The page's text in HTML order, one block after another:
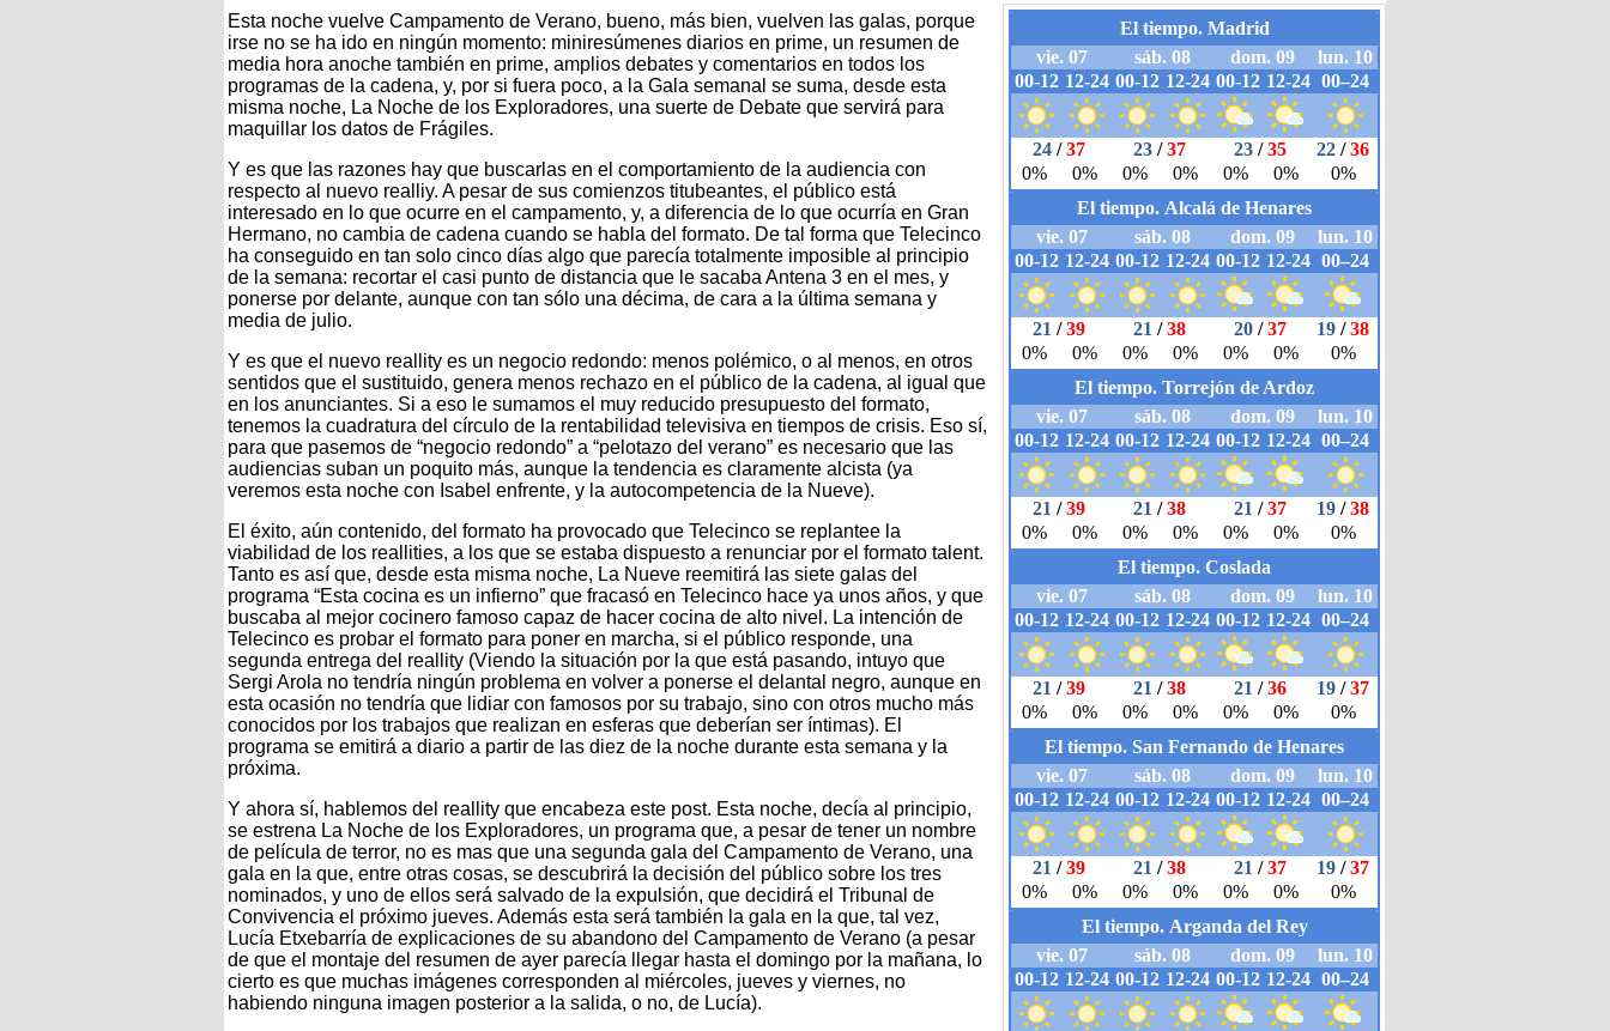
Esta noche vuelve Campamento de Verano, bueno, más bien, vuelven las galas, porque
irse no se ha ido en ningún momento: miniresúmenes diarios en prime, un resumen de
media hora anoche también en prime, amplios debates y comentarios en todos los
programas de la cadena, y, por si fuera poco, a la Gala semanal se suma, desde esta
misma noche, La Noche de los Exploradores, una suerte de Debate que servirá para
maquillar los datos de Frágiles.
Y es que las razones hay que buscarlas en el comportamiento de la audiencia con
respecto al nuevo realliy. A pesar de sus comienzos titubeantes, el público está
interesado en lo que ocurre en el campamento, y, a diferencia de lo que ocurría en Gran
Hermano, no cambia de cadena cuando se habla del formato. De tal forma que Telecinco
ha conseguido en tan solo cinco días algo que parecía totalmente imposible al principio
de la semana: recortar el casi punto de distancia que le sacaba Antena 3 en el mes, y
ponerse por delante, aunque con tan sólo una décima, de cara a la última semana y
media de julio.
Y es que el nuevo reallity es un negocio redondo: menos polémico, o al menos, en otros
sentidos que el sustituido, genera menos rechazo en el público de la cadena, al igual que
en los anunciantes. Si a eso le sumamos el muy reducido presupuesto del formato,
tenemos la cuadratura del círculo de la rentabilidad televisiva en tiempos de crisis. Eso sí,
para que pasemos de “negocio redondo” a “pelotazo del verano” es necesario que las
audiencias suban un poquito más, aunque la tendencia es claramente alcista (ya
veremos esta noche con Isabel enfrente, y la autocompetencia de la Nueve).
El éxito, aún contenido, del formato ha provocado que Telecinco se replantee la
viabilidad de los reallities, a los que se estaba dispuesto a renunciar por el formato talent.
Tanto es así que, desde esta misma noche, La Nueve reemitirá las siete galas del
programa “Esta cocina es un infierno” que fracasó en Telecinco hace ya unos años, y que
buscaba al mejor cocinero famoso capaz de hacer cocina de alto nivel. La intención de
Telecinco es probar el formato para poner en marcha, si el público responde, una
segunda entrega del reallity (Viendo la situación por la que está pasando, intuyo que
Sergi Arola no tendría ningún problema en volver a ponerse el delantal negro, aunque en
esta ocasión no tendría que lidiar con famosos por su trabajo, sino con otros mucho más
conocidos por los trabajos que realizan en esferas que deberían ser íntimas). El
programa se emitirá a diario a partir de las diez de la noche durante esta semana y la
próxima.
Y ahora sí, hablemos del reallity que encabeza este post. Esta noche, decía al principio,
se estrena La Noche de los Exploradores, un programa que, a pesar de tener un nombre
de película de terror, no es mas que una segunda gala del Campamento de Verano, una
gala en la que, entre otras cosas, se descubrirá la decisión del público sobre los tres
nominados, y uno de ellos será salvado de la expulsión, que decidirá el Tribunal de
Convivencia el próximo jueves. Además esta será también la gala en la que, tal vez,
Lucía Etxebarría de explicaciones de su abandono del Campamento de Verano (a pesar
de que el montaje del resumen de ayer parecía llegar hasta el domingo por la mañana, lo
cierto es que muchas imágenes corresponden al miércoles, jueves y viernes, no
habiendo ninguna imagen posterior a la salida, o no, de Lucía).